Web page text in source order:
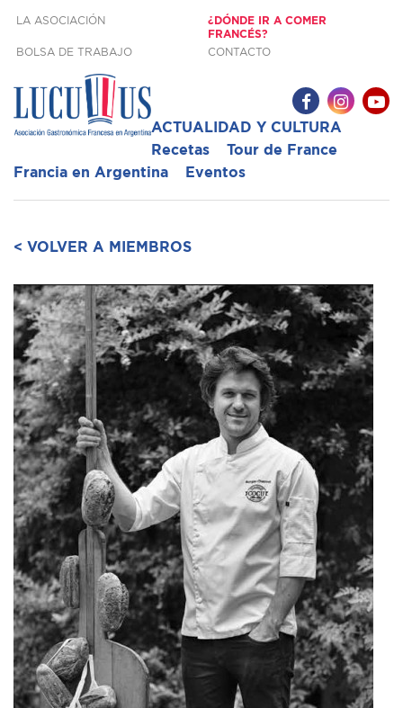
LA ASOCIACIÓN
¿DÓNDE IR A COMER
FRANCÉS?
BOLSA DE TRABAJO
CONTACTO
ACTUALIDAD Y CULTURA
Recetas
Tour de France
Francia en Argentina
Eventos
< VOLVER A MIEMBROS